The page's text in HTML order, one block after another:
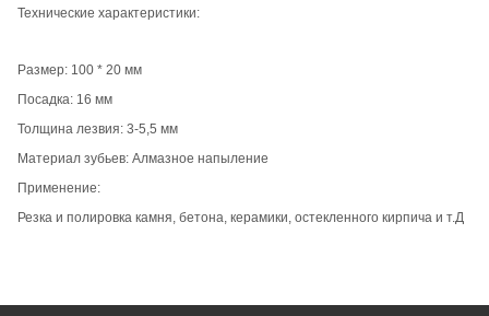
Технические характеристики:
Размер: 100 * 20 мм
Посадка: 16 мм
Толщина лезвия: 3-5,5 мм
Материал зубьев: Алмазное напыление
Применение:
Резка и полировка камня, бетона, керамики, остекленного кирпича и т.Д